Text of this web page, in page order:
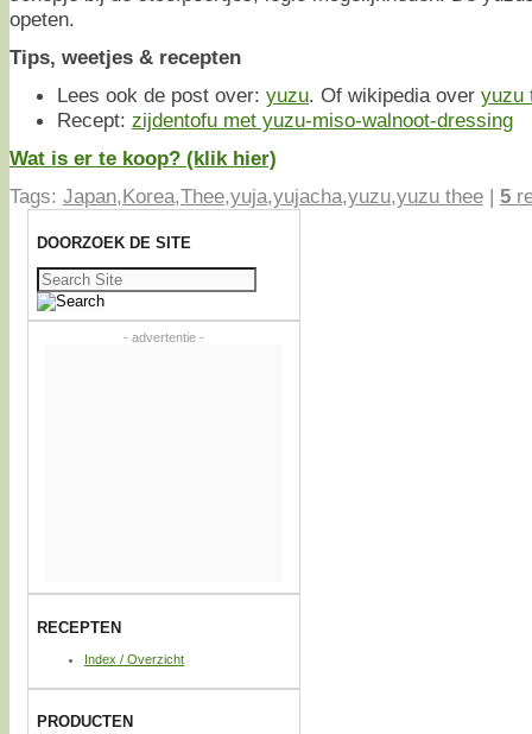
opeten.
Tips, weetjes & recepten
Lees ook de post over: yuzu. Of wikipedia over yuzu
Recept: zijdentofu met yuzu-miso-walnoot-dressing
Wat is er te koop? (klik hier)
Tags: Japan,Korea,Thee,yuja,yujacha,yuzu,yuzu thee | 5
DOORZOEK DE SITE
Zoeken
naar:
- advertentie -
RECEPTEN
Index / Overzicht
PRODUCTEN